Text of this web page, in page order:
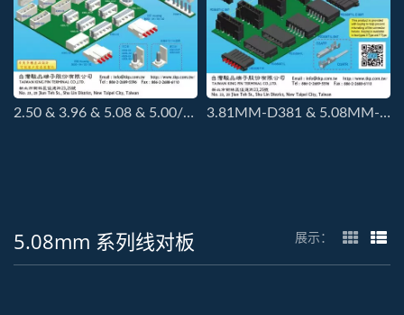
2.50 & 3.96 & 5.08 & 5.00/7.50mm DISK DRIVER & POWER CONNECTORS 3.81MM-D381 & 5.08MM-D3508 & 5.00MM-HNV50 CONNS
5.08mm 系列线对板 展示：